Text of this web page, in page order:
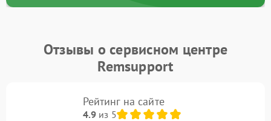
Отзывы о сервисном центре
Remsupport
Рейтинг на сайте
4.9из 5